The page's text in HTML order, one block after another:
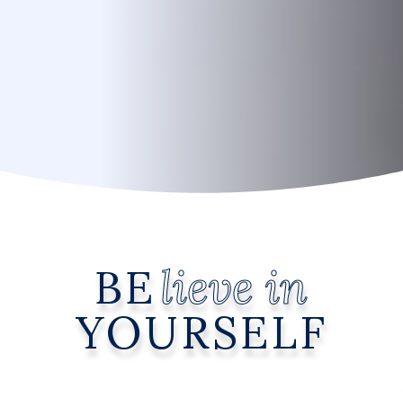
BElieve in
YOURSELF